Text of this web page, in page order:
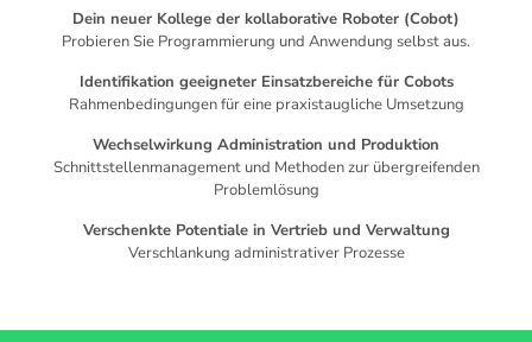
Dein neuer Kollege der kollaborative Roboter (Cobot)
Probieren Sie Programmierung und Anwendung selbst aus.
Identifikation geeigneter Einsatzbereiche für Cobots
Rahmenbedingungen für eine praxistaugliche Umsetzung
Wechselwirkung Administration und Produktion
Schnittstellenmanagement und Methoden zur übergreifenden
Problemlösung
Verschenkte Potentiale in Vertrieb und Verwaltung
Verschlankung administrativer Prozesse